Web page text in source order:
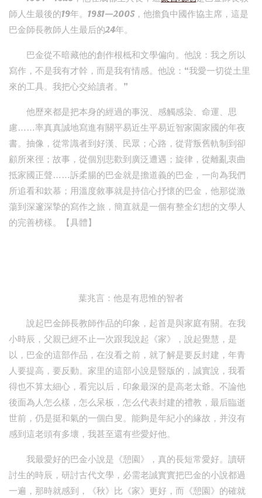
師人生最後的19年。1981—2005，他擔負中國作協主席，這是
巴金師長教師人生最后的24年。
巴金從不暗藏他的創作根柢和文學偏向。他說：我之所以
寫作，不是我有才幹，而是我有情感。他說：“我愛一切從土里
來的工具。我把心交給讀者。”
他歷來都是把本身的經過的事況、感觸感染、命運、思
慮……率真真誠地寫進有關平易近生平易近智家園家國的年夜
書。抽像，從常識者到好漢、民眾；心路，從背叛舊軌制到卻
顧所來徑；故事，從個別悲歡到廣泛遭遇；旋律，從離亂衷曲
抵家國正聲……訴柔腸的巴金就是擔道義的巴金，一向為我們
所追看和欽慕；用溫度敘事就是持信心抒懷的巴金，他那從激
蕩到深邃深摯的寫作之旅，簡直就是一個有整全幻想的文學人
的完善榜樣。【具體】
葉兆言：他是有思惟的智者
說起巴金師長教師作品的印象，起首是與家庭有關。在我
小時辰，父親已經不止一次跟我說起《家》，說起覺慧，是
以，巴金的這部作品，在沒看之前，就了解是要反封建，年青
人要提高，要反動。家里的這部小說是豎版的，誠實說，我看
得也不算太細心，看完以后，印象最深的是高老太爺。不論他
後面為人怎么樣，怎么呆板，怎么代表封建的禮教，最后臨逝
世前，仍是挺和氣的一個白叟。能夠是年紀小的緣故，并沒有
感到這老頭有多壞，我甚至還有些愛好他。
我最愛好的巴金小說是《憩園》，真的長短常愛好。讀研
討生的時辰，研討古代文學，必需老誠實實把巴金的小說都過
一遍，那時就感到，《秋》比《家》更好，而《憩園》的確就